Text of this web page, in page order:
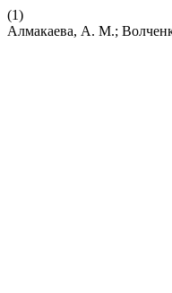
(1)
Алмакаева, А. М.;